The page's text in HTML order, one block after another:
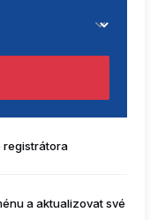
registrátora
a aktualizovat své